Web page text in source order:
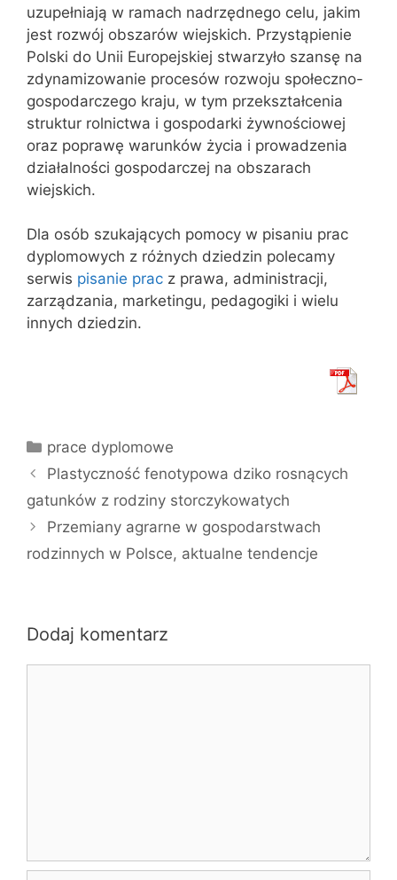
uzupełniają w ramach nadrzędnego celu, jakim
jest rozwój obszarów wiejskich. Przystąpienie
Polski do Unii Europejskiej stwarzyło szansę na
zdynamizowanie procesów rozwoju społeczno-
gospodarczego kraju, w tym przekształcenia
struktur rolnictwa i gospodarki żywnościowej
oraz poprawę warunków życia i prowadzenia
działalności gospodarczej na obszarach
wiejskich.
Dla osób szukających pomocy w pisaniu prac
dyplomowych z różnych dziedzin polecamy
serwis pisanie prac z prawa, administracji,
zarządzania, marketingu, pedagogiki i wielu
innych dziedzin.
Kategorie
prace dyplomowe
Plastyczność fenotypowa dziko rosnących
gatunków z rodziny storczykowatych
Przemiany agrarne w gospodarstwach
rodzinnych w Polsce, aktualne tendencje
Dodaj komentarz